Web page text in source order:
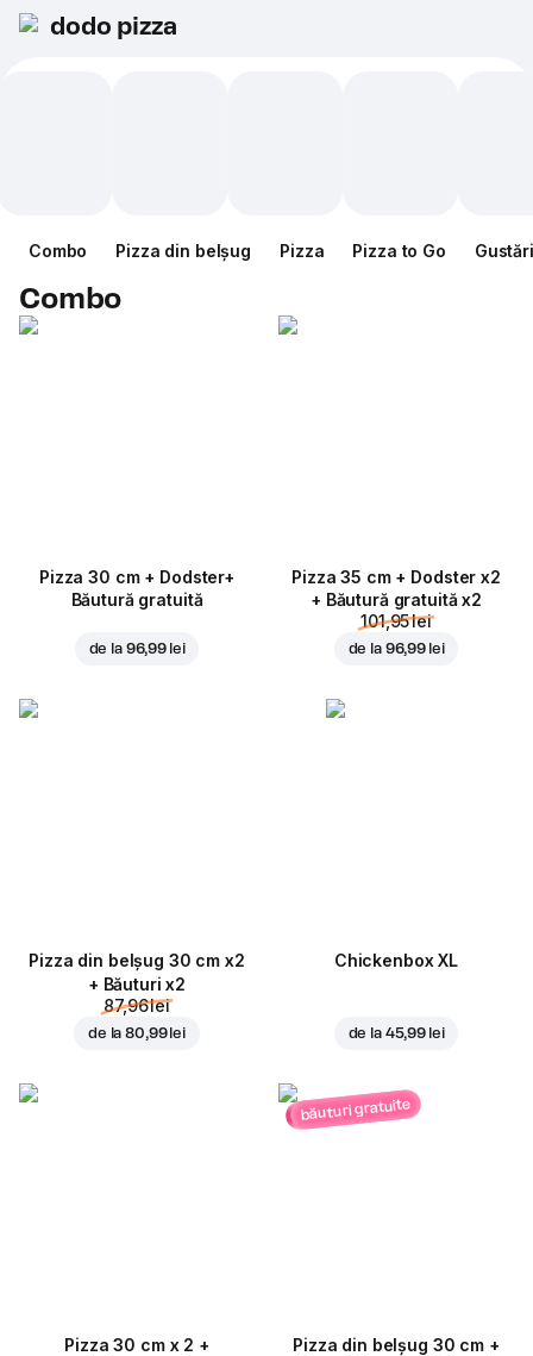
dodo pizza
Combo Pizza din belșug Pizza Pizza to Go Gustări
Combo
Pizza 30 cm + Dodster+
Băutură gratuită
de la 96,99 lei
Pizza 35 cm + Dodster x2
+ Băutură gratuită x2
101,95 lei
de la 96,99 lei
Pizza din belșug 30 cm x2
+ Băuturi x2
87,96 lei
de la80,99 lei
Chickenbox XL
de la 45,99 lei
Pizza 30 cm x 2 +
băuturi gratuite
Pizza din belșug 30 cm +